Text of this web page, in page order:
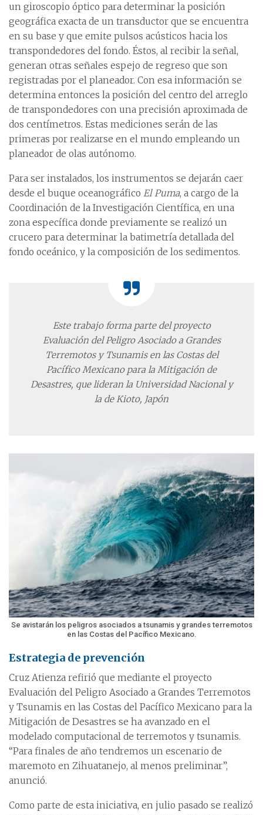
un giroscopio óptico para determinar la posición
geográfica exacta de un transductor que se encuentra
en su base y que emite pulsos acústicos hacia los
transpondedores del fondo. Éstos, al recibir la señal,
generan otras señales espejo de regreso que son
registradas por el planeador. Con esa información se
determina entonces la posición del centro del arreglo
de transpondedores con una precisión aproximada de
dos centímetros. Estas mediciones serán de las
primeras por realizarse en el mundo empleando un
planeador de olas autónomo.
Para ser instalados, los instrumentos se dejarán caer
desde el buque oceanográfico El Puma, a cargo de la
Coordinación de la Investigación Científica, en una
zona específica donde previamente se realizó un
crucero para determinar la batimetría detallada del
fondo oceánico, y la composición de los sedimentos.
Este trabajo forma parte del proyecto
Evaluación del Peligro Asociado a Grandes
Terremotos y Tsunamis en las Costas del
Pacífico Mexicano para la Mitigación de
Desastres, que lideran la Universidad Nacional y
la de Kioto, Japón
Se avistarán los peligros asociados a tsunamis y grandes terremotos
en las Costas del Pacífico Mexicano.
Estrategia de prevención
Cruz Atienza refirió que mediante el proyecto
Evaluación del Peligro Asociado a Grandes Terremotos
y Tsunamis en las Costas del Pacífico Mexicano para la
Mitigación de Desastres se ha avanzado en el
modelado computacional de terremotos y tsunamis.
“Para finales de año tendremos un escenario de
maremoto en Zihuatanejo, al menos preliminar”,
anunció.
Como parte de esta iniciativa, en julio pasado se realizó